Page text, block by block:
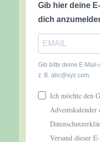
Gib hier deine
dich
Gib bitte deine E-Mail-
z. B. abc@xyz.com.
Ich möchte den
Adventskalender
Versand dieser